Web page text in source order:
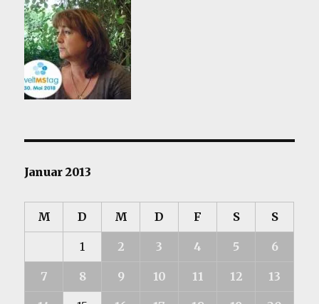
Januar 2013
M D M D F S S
1 2 3 4 5 6
7 8 9 10 11 12 13